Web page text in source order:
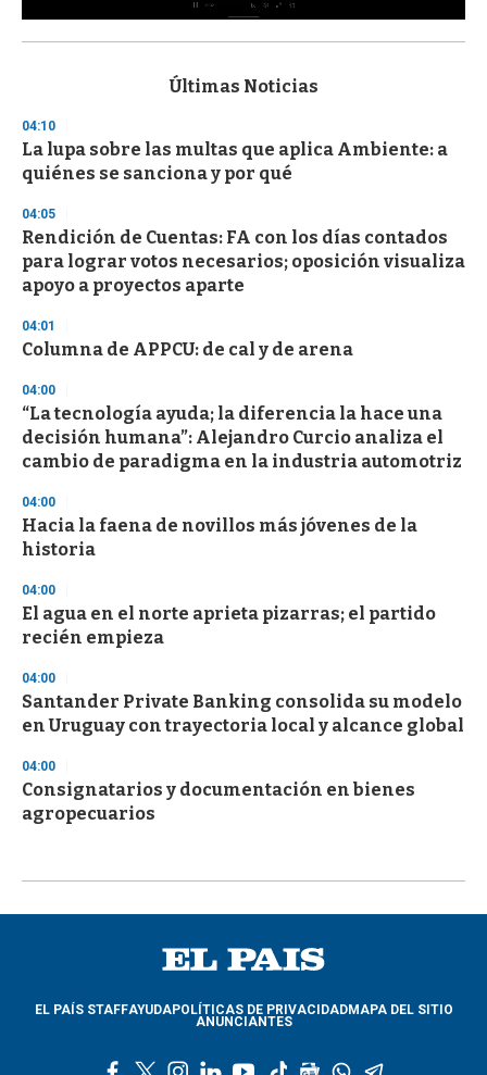
s
d
s
o
f
3
s
c
o
d
s
Últimas Noticias
04:10
La lupa sobre las multas que aplica Ambiente: a
quiénes se sanciona y por qué
04:05
Rendición de Cuentas: FA con los días contados
para lograr votos necesarios; oposición visualiza
apoyo a proyectos aparte
04:01
Columna de APPCU: de cal y de arena
04:00
“La tecnología ayuda; la diferencia la hace una
decisión humana”: Alejandro Curcio analiza el
cambio de paradigma en la industria automotriz
04:00
Hacia la faena de novillos más jóvenes de la
historia
04:00
El agua en el norte aprieta pizarras; el partido
recién empieza
04:00
Santander Private Banking consolida su modelo
en Uruguay con trayectoria local y alcance global
04:00
Consignatarios y documentación en bienes
agropecuarios
EL PAÍS STAFFAYUDAPOLÍTICAS DE PRIVACIDADMAPA DEL SITIO
ANUNCIANTES
l y t g w